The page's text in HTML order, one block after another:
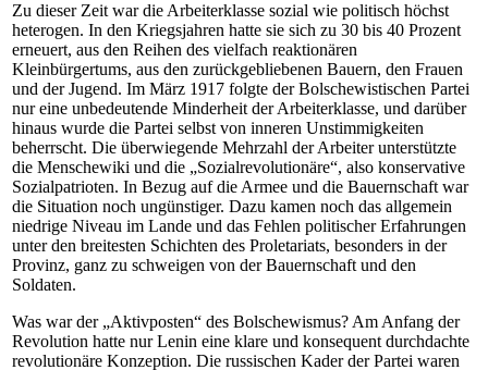
Zu dieser Zeit war die Arbeiterklasse sozial wie politisch höchst
heterogen. In den Kriegsjahren hatte sie sich zu 30 bis 40 Prozent
erneuert, aus den Reihen des vielfach reaktionären
Kleinbürgertums, aus den zurückgebliebenen Bauern, den Frauen
und der Jugend. Im März 1917 folgte der Bolschewistischen Partei
nur eine unbedeutende Minderheit der Arbeiterklasse, und darüber
hinaus wurde die Partei selbst von inneren Unstimmigkeiten
beherrscht. Die überwiegende Mehrzahl der Arbeiter unterstützte
die Menschewiki und die „Sozialrevolutionäre“, also konservative
Sozialpatrioten. In Bezug auf die Armee und die Bauernschaft war
die Situation noch ungünstiger. Dazu kamen noch das allgemein
niedrige Niveau im Lande und das Fehlen politischer Erfahrungen
unter den breitesten Schichten des Proletariats, besonders in der
Provinz, ganz zu schweigen von der Bauernschaft und den
Soldaten.
Was war der „Aktivposten“ des Bolschewismus? Am Anfang der
Revolution hatte nur Lenin eine klare und konsequent durchdachte
revolutionäre Konzeption. Die russischen Kader der Partei waren